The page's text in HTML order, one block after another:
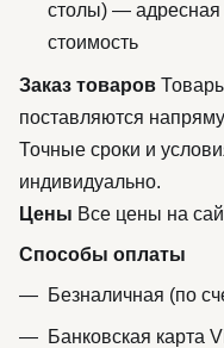
столы) — адресная
стоимость
Заказ товаров
поставляются
Точные сроки и
индивидуально.
Цены Все цены на
Способы оплаты
Безналичная (по
Банковская карта